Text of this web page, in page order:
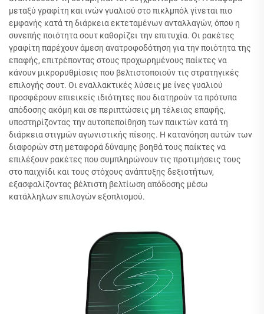
μεταξύ γραφίτη και ινών γυαλιού στο πικλμπόλ γίνεται πιο
εμφανής κατά τη διάρκεια εκτεταμένων ανταλλαγών, όπου η
συνεπής ποιότητα σουτ καθορίζει την επιτυχία. Οι ρακέτες
γραφίτη παρέχουν άμεση ανατροφοδότηση για την ποιότητα της
επαφής, επιτρέποντας στους προχωρημένους παίκτες να
κάνουν μικρορυθμίσεις που βελτιστοποιούν τις στρατηγικές
επιλογής σουτ. Οι εναλλακτικές λύσεις με ίνες γυαλιού
προσφέρουν επιεικείς ιδιότητες που διατηρούν τα πρότυπα
απόδοσης ακόμη και σε περιπτώσεις μη τέλειας επαφής,
υποστηρίζοντας την αυτοπεποίθηση των παικτών κατά τη
διάρκεια στιγμών αγωνιστικής πίεσης. Η κατανόηση αυτών των
διαφορών στη μεταφορά δύναμης βοηθά τους παίκτες να
επιλέξουν ρακέτες που συμπληρώνουν τις προτιμήσεις τους
στο παιχνίδι και τους στόχους ανάπτυξης δεξιοτήτων,
εξασφαλίζοντας βέλτιστη βελτίωση απόδοσης μέσω
κατάλληλων επιλογών εξοπλισμού.